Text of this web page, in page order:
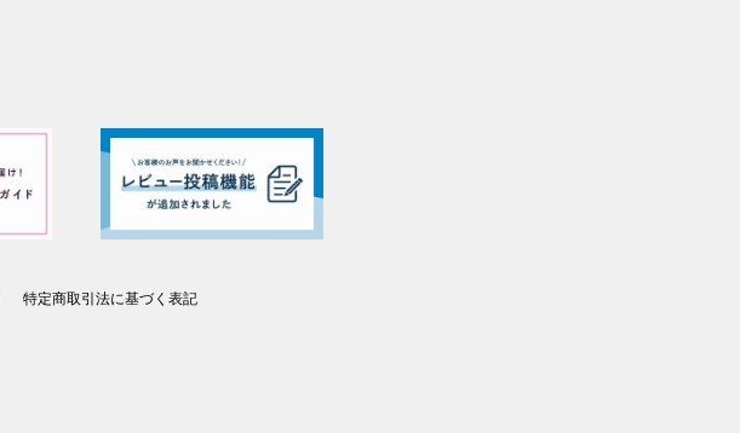
特定商取引法に基づく表記